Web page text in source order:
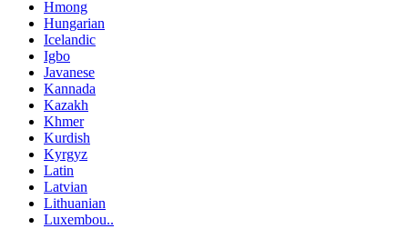
Hmong
Hungarian
Icelandic
Igbo
Javanese
Kannada
Kazakh
Khmer
Kurdish
Kyrgyz
Latin
Latvian
Lithuanian
Luxembou..